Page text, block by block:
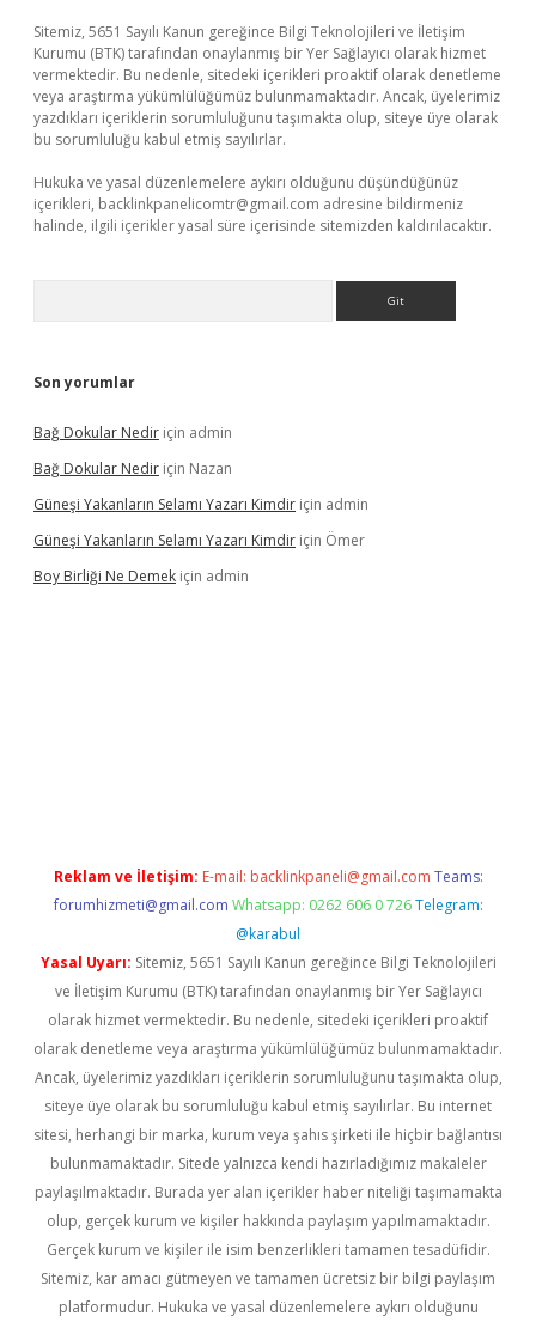
Sitemiz, 5651 Sayılı Kanun gereğince Bilgi Teknolojileri ve İletişim
Kurumu (BTK) tarafından onaylanmış bir Yer Sağlayıcı olarak hizmet
vermektedir. Bu nedenle, sitedeki içerikleri proaktif olarak denetleme
veya araştırma yükümlülüğümüz bulunmamaktadır. Ancak, üyelerimiz
yazdıkları içeriklerin sorumluluğunu taşımakta olup, siteye üye olarak
bu sorumluluğu kabul etmiş sayılırlar.
Hukuka ve yasal düzenlemelere aykırı olduğunu düşündüğünüz
içerikleri, backlinkpanelicomtr@gmail.com adresine bildirmeniz
halinde, ilgili içerikler yasal süre içerisinde sitemizden kaldırılacaktır.
Son yorumlar
Bağ Dokular Nedir için admin
Bağ Dokular Nedir için Nazan
Güneşi Yakanların Selamı Yazarı Kimdir için admin
Güneşi Yakanların Selamı Yazarı Kimdir için Ömer
Boy Birliği Ne Demek için admin
Reklam ve İletişim: E-mail: backlinkpaneli@gmail.com Teams:
forumhizmeti@gmail.com Whatsapp: 0262 606 0 726 Telegram:
@karabul
Yasal Uyarı: Sitemiz, 5651 Sayılı Kanun gereğince Bilgi Teknolojileri
ve İletişim Kurumu (BTK) tarafından onaylanmış bir Yer Sağlayıcı
olarak hizmet vermektedir. Bu nedenle, sitedeki içerikleri proaktif
olarak denetleme veya araştırma yükümlülüğümüz bulunmamaktadır.
Ancak, üyelerimiz yazdıkları içeriklerin sorumluluğunu taşımakta olup,
siteye üye olarak bu sorumluluğu kabul etmiş sayılırlar. Bu internet
sitesi, herhangi bir marka, kurum veya şahıs şirketi ile hiçbir bağlantısı
bulunmamaktadır. Sitede yalnızca kendi hazırladığımız makaleler
paylaşılmaktadır. Burada yer alan içerikler haber niteliği taşımamakta
olup, gerçek kurum ve kişiler hakkında paylaşım yapılmamaktadır.
Gerçek kurum ve kişiler ile isim benzerlikleri tamamen tesadüfidir.
Sitemiz, kar amacı gütmeyen ve tamamen ücretsiz bir bilgi paylaşım
platformudur. Hukuka ve yasal düzenlemelere aykırı olduğunu